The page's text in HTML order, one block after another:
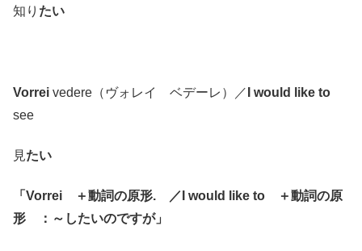
知り たい
Vorrei vedere（ヴォレイ ベデーレ）／ I would like to
see
見たい
「Vorrei ＋動詞の原形. ／I would like to ＋動詞の原
形 ：～したいのですが」